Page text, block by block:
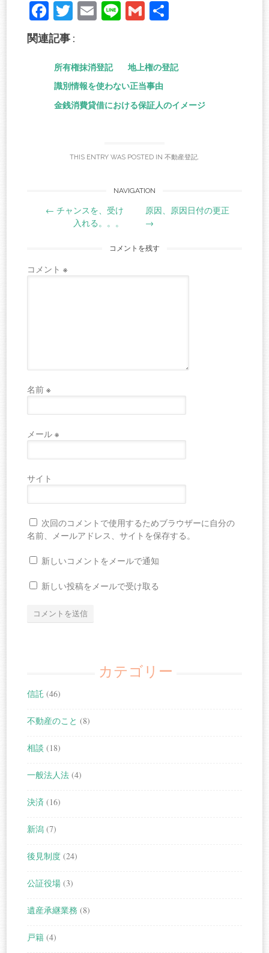
Fa
ce
bo
ok
T
wi
tte
r
E
m
Li
ne
G
m
関連記事 :
所有権抹消登記
地上権の登記
識別情報を使わない正当事由
金銭消費貸借における保証人のイメージ
THIS ENTRY WAS POSTED IN 不動産登記
navigation
NAVIGATION
← チャンスを、受け
入れる。。。
原因、原因日付の更正
→
コメントを残す
コメント※
名前※
メール※
サイト
次回のコメントで使用するためブラウザーに自分の
名前、メールアドレス、サイトを保存する。
新しいコメントをメールで通知
新しい投稿をメールで受け取る
カテゴリー
信託 (46)
不動産のこと (8)
相談 (18)
一般法人法 (4)
決済 (16)
新潟 (7)
後見制度 (24)
公証役場 (3)
遺産承継業務 (8)
戸籍 (4)